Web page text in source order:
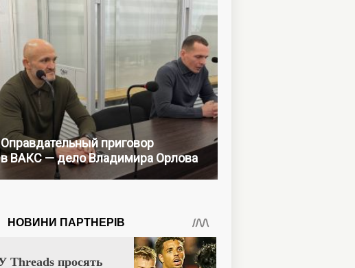
Оправдательный приговор
в ВАКС — дело Владимира Орлова